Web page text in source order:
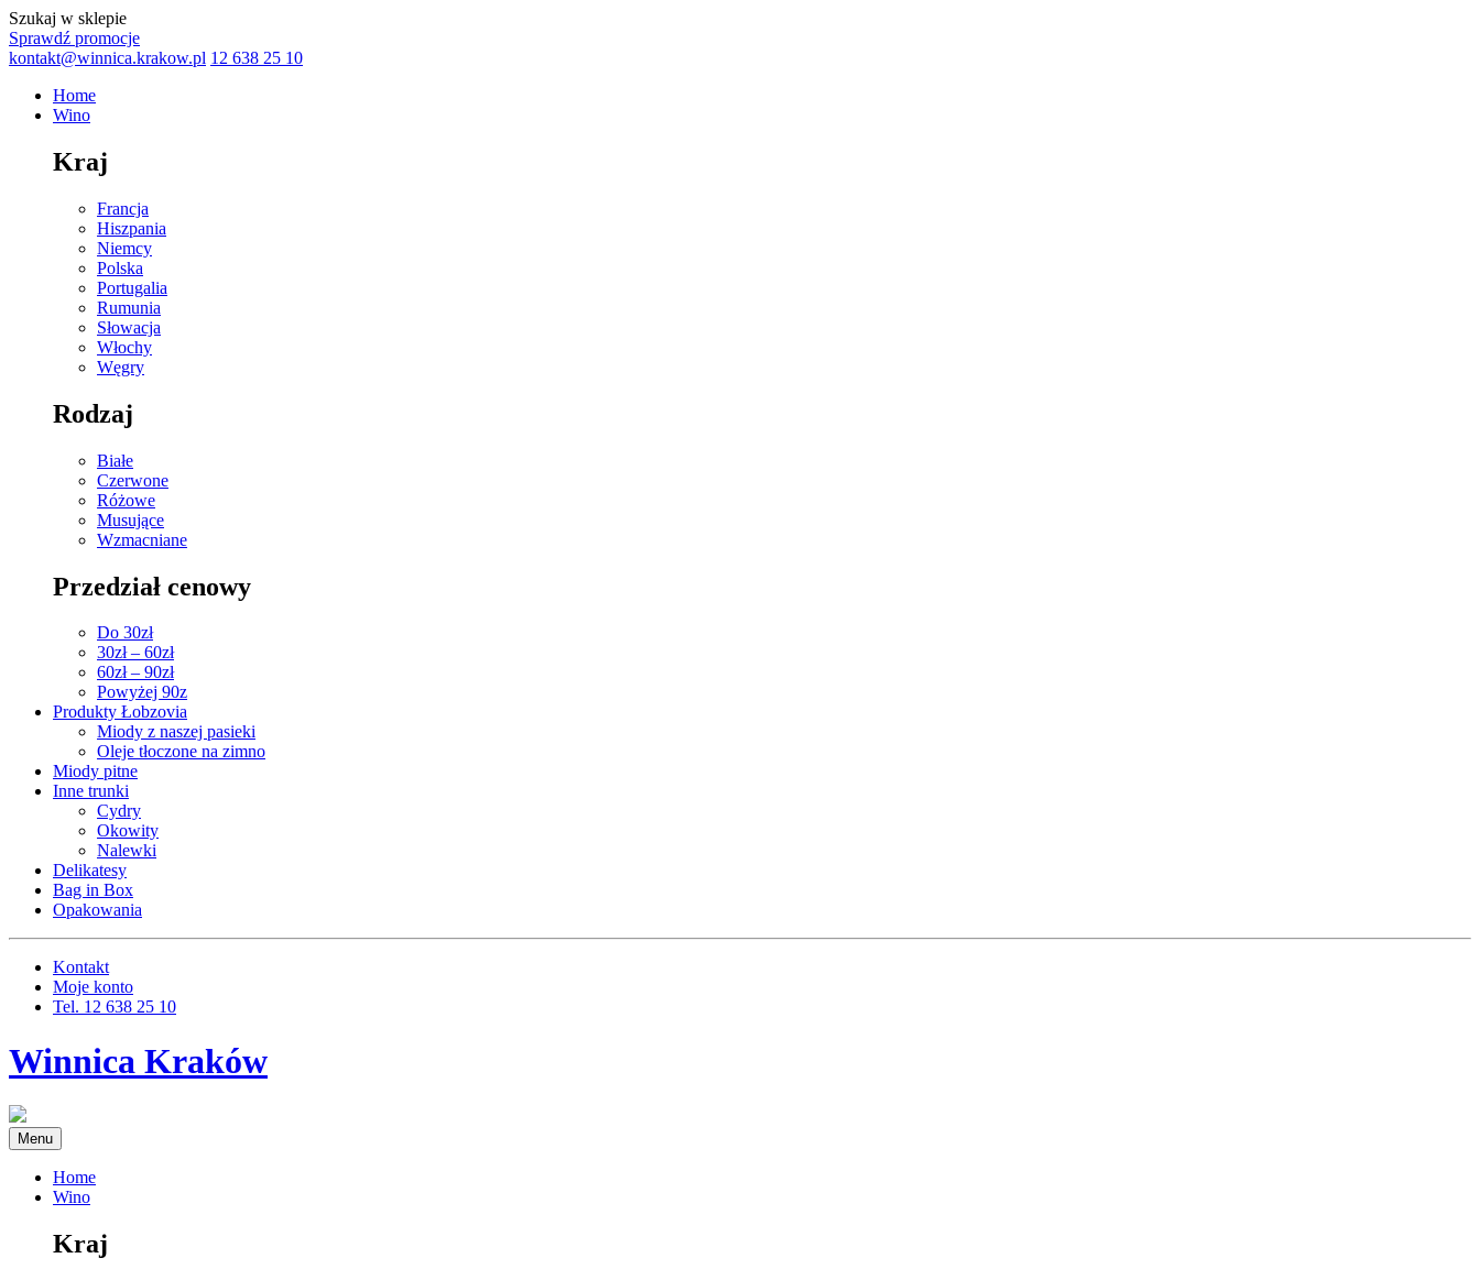
Szukaj w sklepie
Sprawdź promocje
kontakt@winnica.krakow.pl 12 638 25 10
Home
Wino
Kraj
Francja
Hiszpania
Niemcy
Polska
Portugalia
Rumunia
Słowacja
Włochy
Węgry
Rodzaj
Białe
Czerwone
Różowe
Musujące
Wzmacniane
Przedział cenowy
Do 30zł
30zł – 60zł
60zł – 90zł
Powyżej 90z
Produkty Łobzovia
Miody z naszej pasieki
Oleje tłoczone na zimno
Miody pitne
Inne trunki
Cydry
Okowity
Nalewki
Delikatesy
Bag in Box
Opakowania
Kontakt
Moje konto
Tel. 12 638 25 10
Winnica Kraków
Menu
Home
Wino
Kraj